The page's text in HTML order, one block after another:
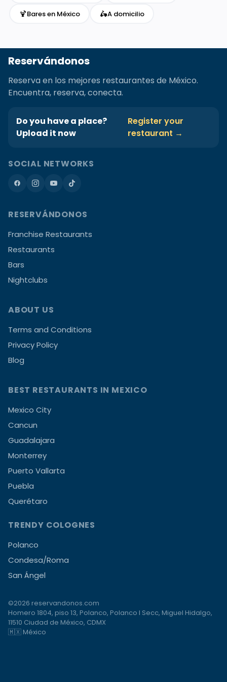
🍹Bares en México 🛵A domicilio
Reservándonos
Reserva en los mejores restaurantes de México.
Encuentra, reserva, conecta.
Do you have a place?
Upload it now
Register your
restaurant →
SOCIAL NETWORKS
RESERVÁNDONOS
Franchise Restaurants
Restaurants
Bars
Nightclubs
ABOUT US
Terms and Conditions
Privacy Policy
Blog
BEST RESTAURANTS IN MEXICO
Mexico City
Cancun
Guadalajara
Monterrey
Puerto Vallarta
Puebla
Querétaro
TRENDY COLOGNES
Polanco
Condesa/Roma
San Ángel
©2026 reservandonos.com
Homero 1804, piso 13, Polanco, Polanco I Secc, Miguel Hidalgo,
11510 Ciudad de México, CDMX
🇲🇽 México